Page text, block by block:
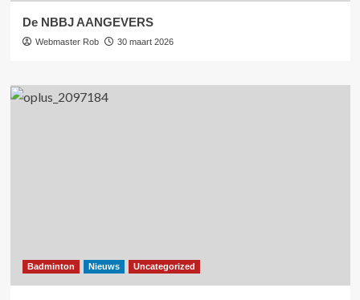
De NBBJ AANGEVERS
Webmaster Rob 30 maart 2026
Badminton Nieuws Uncategorized